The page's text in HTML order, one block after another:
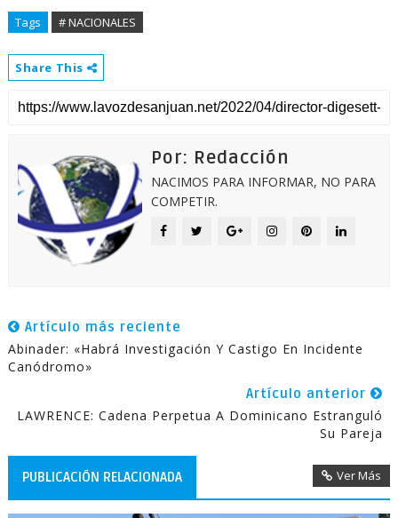
Tags # NACIONALES
Share This
Por: Redacción
NACIMOS PARA INFORMAR, NO PARA
COMPETIR.
Artículo más reciente
Abinader: «Habrá Investigación Y Castigo En Incidente
Canódromo»
Artículo anterior
LAWRENCE: Cadena Perpetua A Dominicano Estranguló
Su Pareja
PUBLICACIÓN RELACIONADA Ver Más